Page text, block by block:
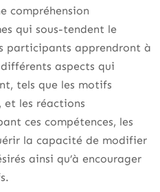
compréhension
qui sous-tendent le
participants apprendront à
aspects qui
tels que les motifs
et les réactions
ces compétences, les
la capacité de modifier
ainsi qu’à encourager